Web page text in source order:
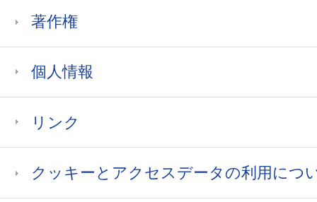
著作権
個人情報
リンク
クッキーとアクセスデータの利用につ